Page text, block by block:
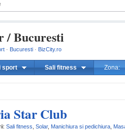
/ Bucuresti
· Bucuresti · BizCity.ro
sport Sali fitness Zona:
Star Club
Sali fitness Solar, Manichiura si pedichiura